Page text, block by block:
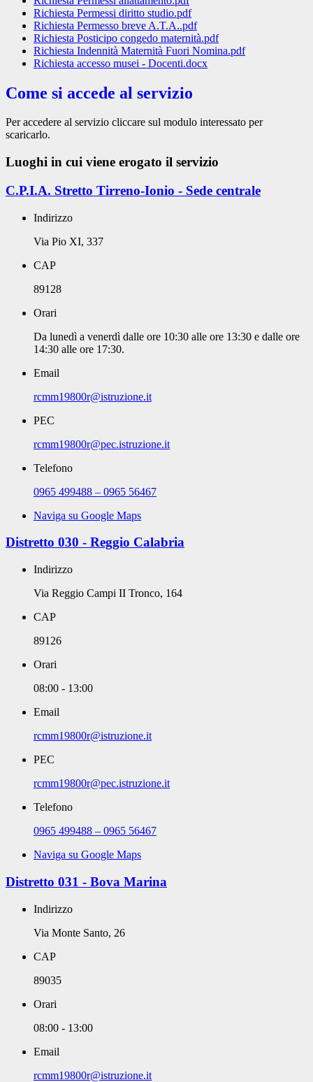
Richiesta Permessi diritto studio.pdf
Richiesta Permesso breve A.T.A..pdf
Richiesta Posticipo congedo maternità.pdf
Richiesta Indennità Maternità Fuori Nomina.pdf
Richiesta accesso musei - Docenti.docx
Come si accede al servizio
Per accedere al servizio cliccare sul modulo interessato per
scaricarlo.
Luoghi in cui viene erogato il servizio
C.P.I.A. Stretto Tirreno-Ionio - Sede centrale
Indirizzo
Via Pio XI, 337
CAP
89128
Orari
Da lunedì a venerdì dalle ore 10:30 alle ore 13:30 e dalle ore
14:30 alle ore 17:30.
Email
rcmm19800r@istruzione.it
PEC
rcmm19800r@pec.istruzione.it
Telefono
0965 499488 – 0965 56467
Naviga su Google Maps
Distretto 030 - Reggio Calabria
Indirizzo
Via Reggio Campi II Tronco, 164
CAP
89126
Orari
08:00 - 13:00
Email
rcmm19800r@istruzione.it
PEC
rcmm19800r@pec.istruzione.it
Telefono
0965 499488 – 0965 56467
Naviga su Google Maps
Distretto 031 - Bova Marina
Indirizzo
Via Monte Santo, 26
CAP
89035
Orari
08:00 - 13:00
Email
rcmm19800r@istruzione.it